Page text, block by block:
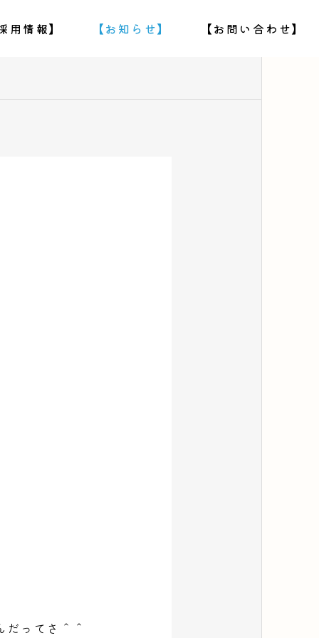
用情報】 【お知らせ】 【お問い合わせ】
ってさ＾＾